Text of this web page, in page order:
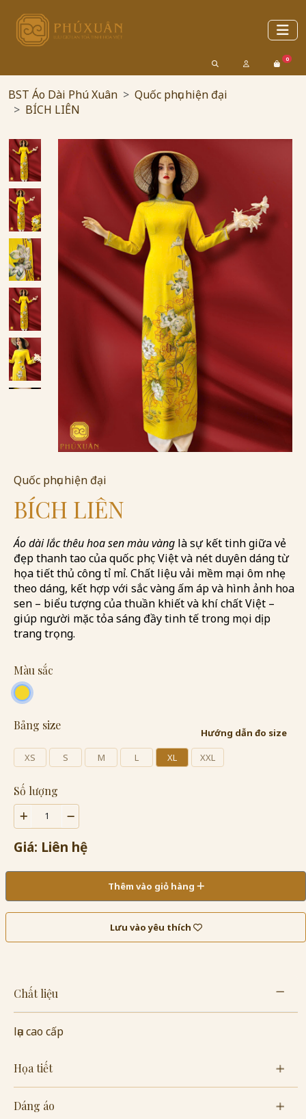
0
BST Áo Dài Phú Xuân
Quốc phục hiện đại
BÍCH LIÊN
Quốc phục hiện đại
BÍCH LIÊN
Áo dài lắc thêu hoa sen màu vàng là sự kết tinh giữa vẻ
đẹp thanh tao của quốc phục Việt và nét duyên dáng từ
họa tiết thủ công tỉ mỉ. Chất liệu vải mềm mại ôm nhẹ
theo dáng, kết hợp với sắc vàng ấm áp và hình ảnh hoa
sen – biểu tượng của thuần khiết và khí chất Việt –
giúp người mặc tỏa sáng đầy tinh tế trong mọi dịp
trang trọng.
Màu sắc
Bảng size
Hướng dẫn đo size
XS
S M L XL XXL
Số lượng
Giá: Liên hệ
Thêm vào giỏ hàng
Lưu vào yêu thích
Chất liệu
lụa cao cấp
Họa tiết
Dáng áo